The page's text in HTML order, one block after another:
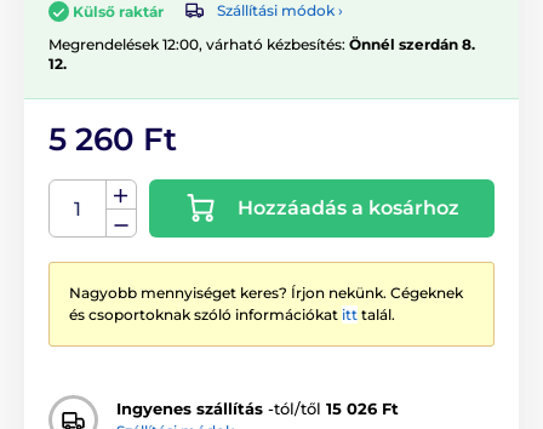
Külső raktár
Szállítási módok ›
Megrendelések 12:00, várható kézbesítés: Önnél szerdán 8.
12.
5 260 Ft
Hozzáadás a kosárhoz
Nagyobb mennyiséget keres? Írjon nekünk. Cégeknek
és csoportoknak szóló információkat itt talál.
Ingyenes szállítás -tól/től 15 026 Ft